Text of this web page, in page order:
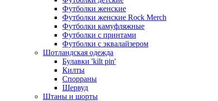
Футболки женские
Футболки женские Rock Merch
Футболки камуфляжные
Футболки с принтами
Футболки с эквалайзером
Шотландская одежда
Булавки 'kilt pin'
Килты
Спорраны
Шервуд
Штаны и шорты